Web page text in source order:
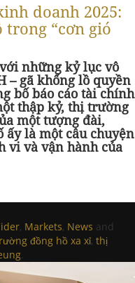
doanh 2025:
trong “cơn gió
những kỷ lục vô
– gã khổng lồ quyền
bố báo cáo tài chính
thập kỷ, thị trường
một tượng đài,
ấy là một câu chuyện
vi và vận hành của
, Markets, News and
đồng hồ xa xỉ, thị
.